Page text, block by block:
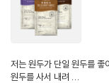
저는 원두가 단일 원두를 좋
원두를 사서 내려 ...